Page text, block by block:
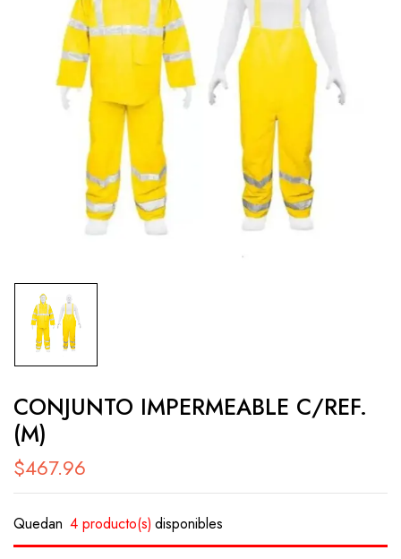
CONJUNTO IMPERMEABLE C/REF.
(M)
$467.96
Quedan 4 producto(s) disponibles